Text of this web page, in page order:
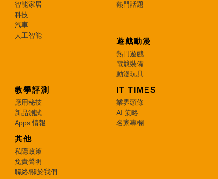
智能家居
科技
汽車
人工智能
熱門話題
遊戲動漫
熱門遊戲
電競裝備
動漫玩具
教學評測
應用秘技
新品測試
Apps 情報
IT TIMES
業界頭條
AI 策略
名家專欄
其他
私隱政策
免責聲明
聯絡/關於我們